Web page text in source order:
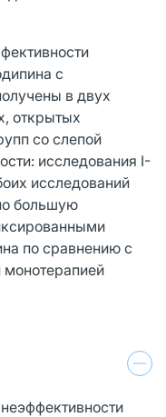
с
в двух
открытых
со слепой
исследования I-
исследований
большую
по сравнению с